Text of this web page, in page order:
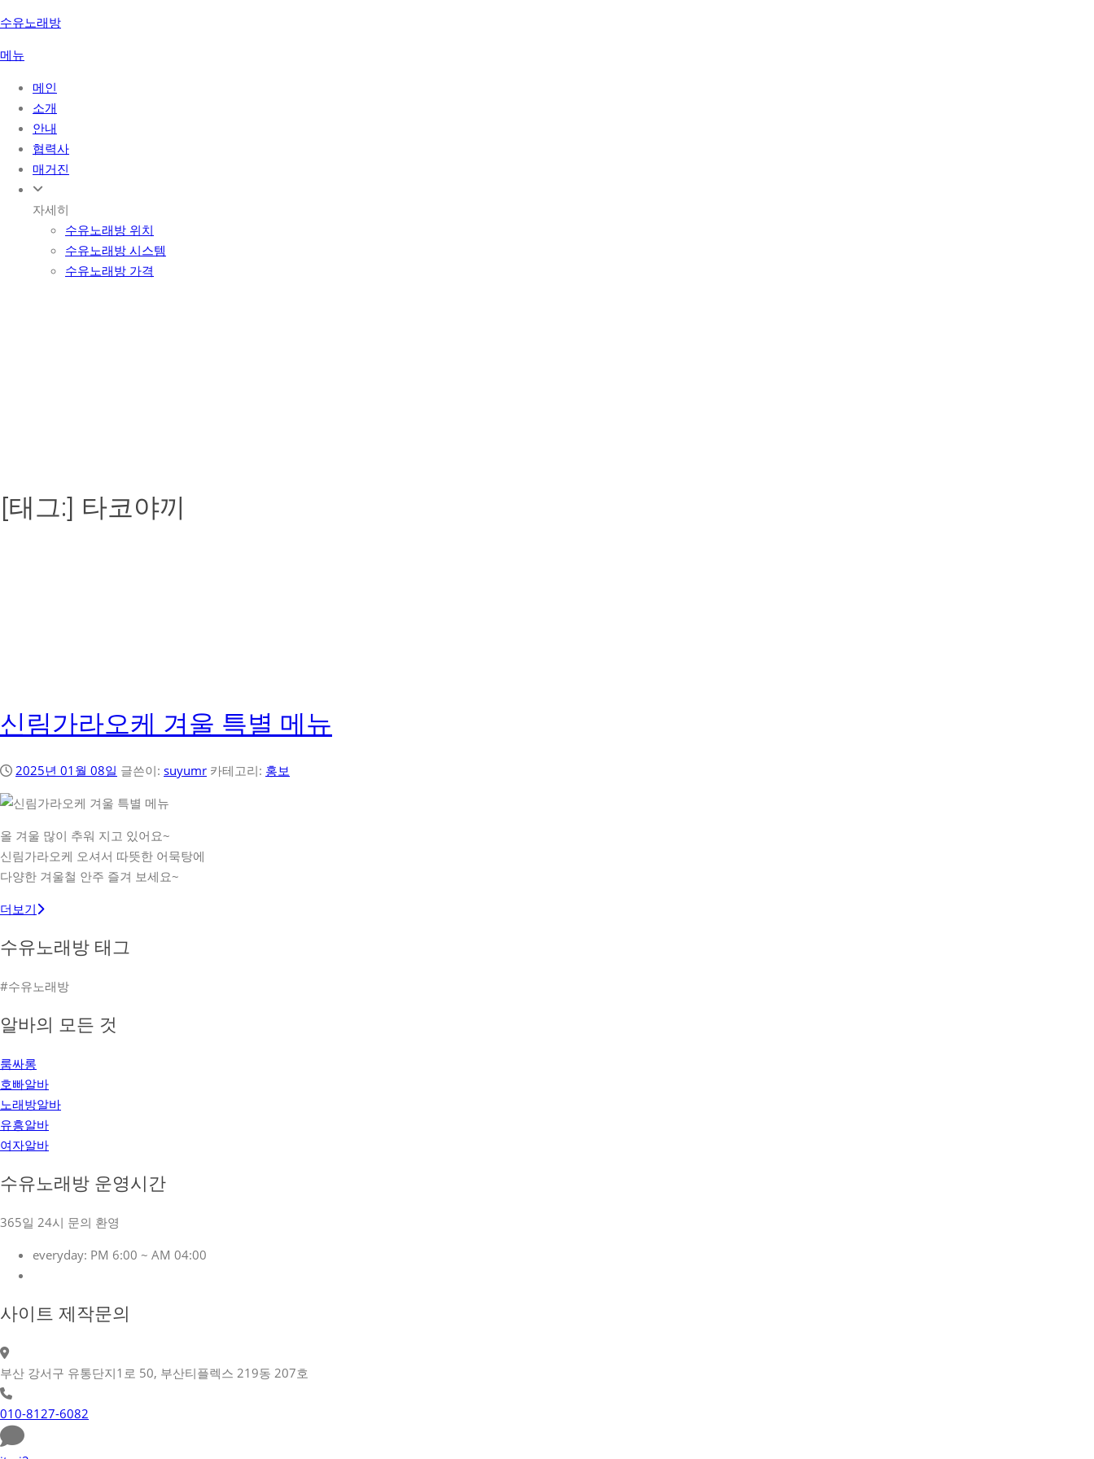
콘
츠
수유노래방
메뉴
메인
소개
안내
협력사
매거진
자세히
수유노래방 위치
수유노래방 시스템
수유노래방 가격
[태그:] 타코야끼
신림가라오케 겨울 특별 메뉴
2025년 01월 08일 글쓴이: suyumr 카테고리: 홍보
올 겨울 많이 추워 지고 있어요~
신림가라오케 오셔서 따뜻한 어묵탕에
다양한 겨울철 안주 즐겨 보세요~
더보기
수유노래방 태그
#수유노래방
알바의 모든 것
룸싸롱
호빠알바
노래방알바
유흥알바
여자알바
수유노래방 운영시간
365일 24시 문의 환영
everyday: PM 6:00 ~ AM 04:00
사이트 제작문의
부산 강서구 유통단지1로 50, 부산티플렉스 219동 207호
010-8127-6082